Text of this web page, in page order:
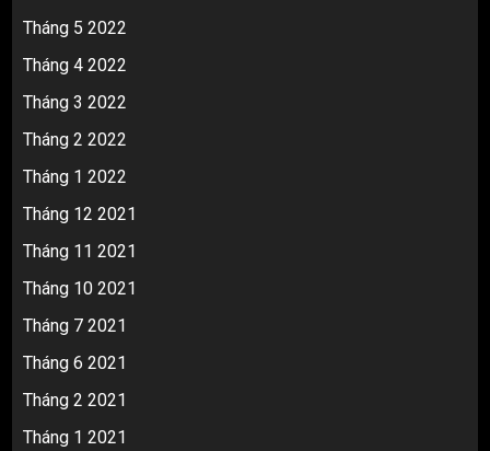
Tháng 5 2022
Tháng 4 2022
Tháng 3 2022
Tháng 2 2022
Tháng 1 2022
Tháng 12 2021
Tháng 11 2021
Tháng 10 2021
Tháng 7 2021
Tháng 6 2021
Tháng 2 2021
Tháng 1 2021